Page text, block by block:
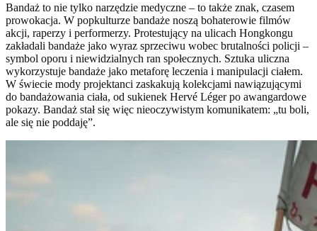
Bandaż to nie tylko narzędzie medyczne – to także znak, czasem
prowokacja. W popkulturze bandaże noszą bohaterowie filmów
akcji, raperzy i performerzy. Protestujący na ulicach Hongkongu
zakładali bandaże jako wyraz sprzeciwu wobec brutalności policji –
symbol oporu i niewidzialnych ran społecznych. Sztuka uliczna
wykorzystuje bandaże jako metaforę leczenia i manipulacji ciałem.
W świecie mody projektanci zaskakują kolekcjami nawiązującymi
do bandażowania ciała, od sukienek Hervé Léger po awangardowe
pokazy. Bandaż stał się więc nieoczywistym komunikatem: „tu boli,
ale się nie poddaję”.